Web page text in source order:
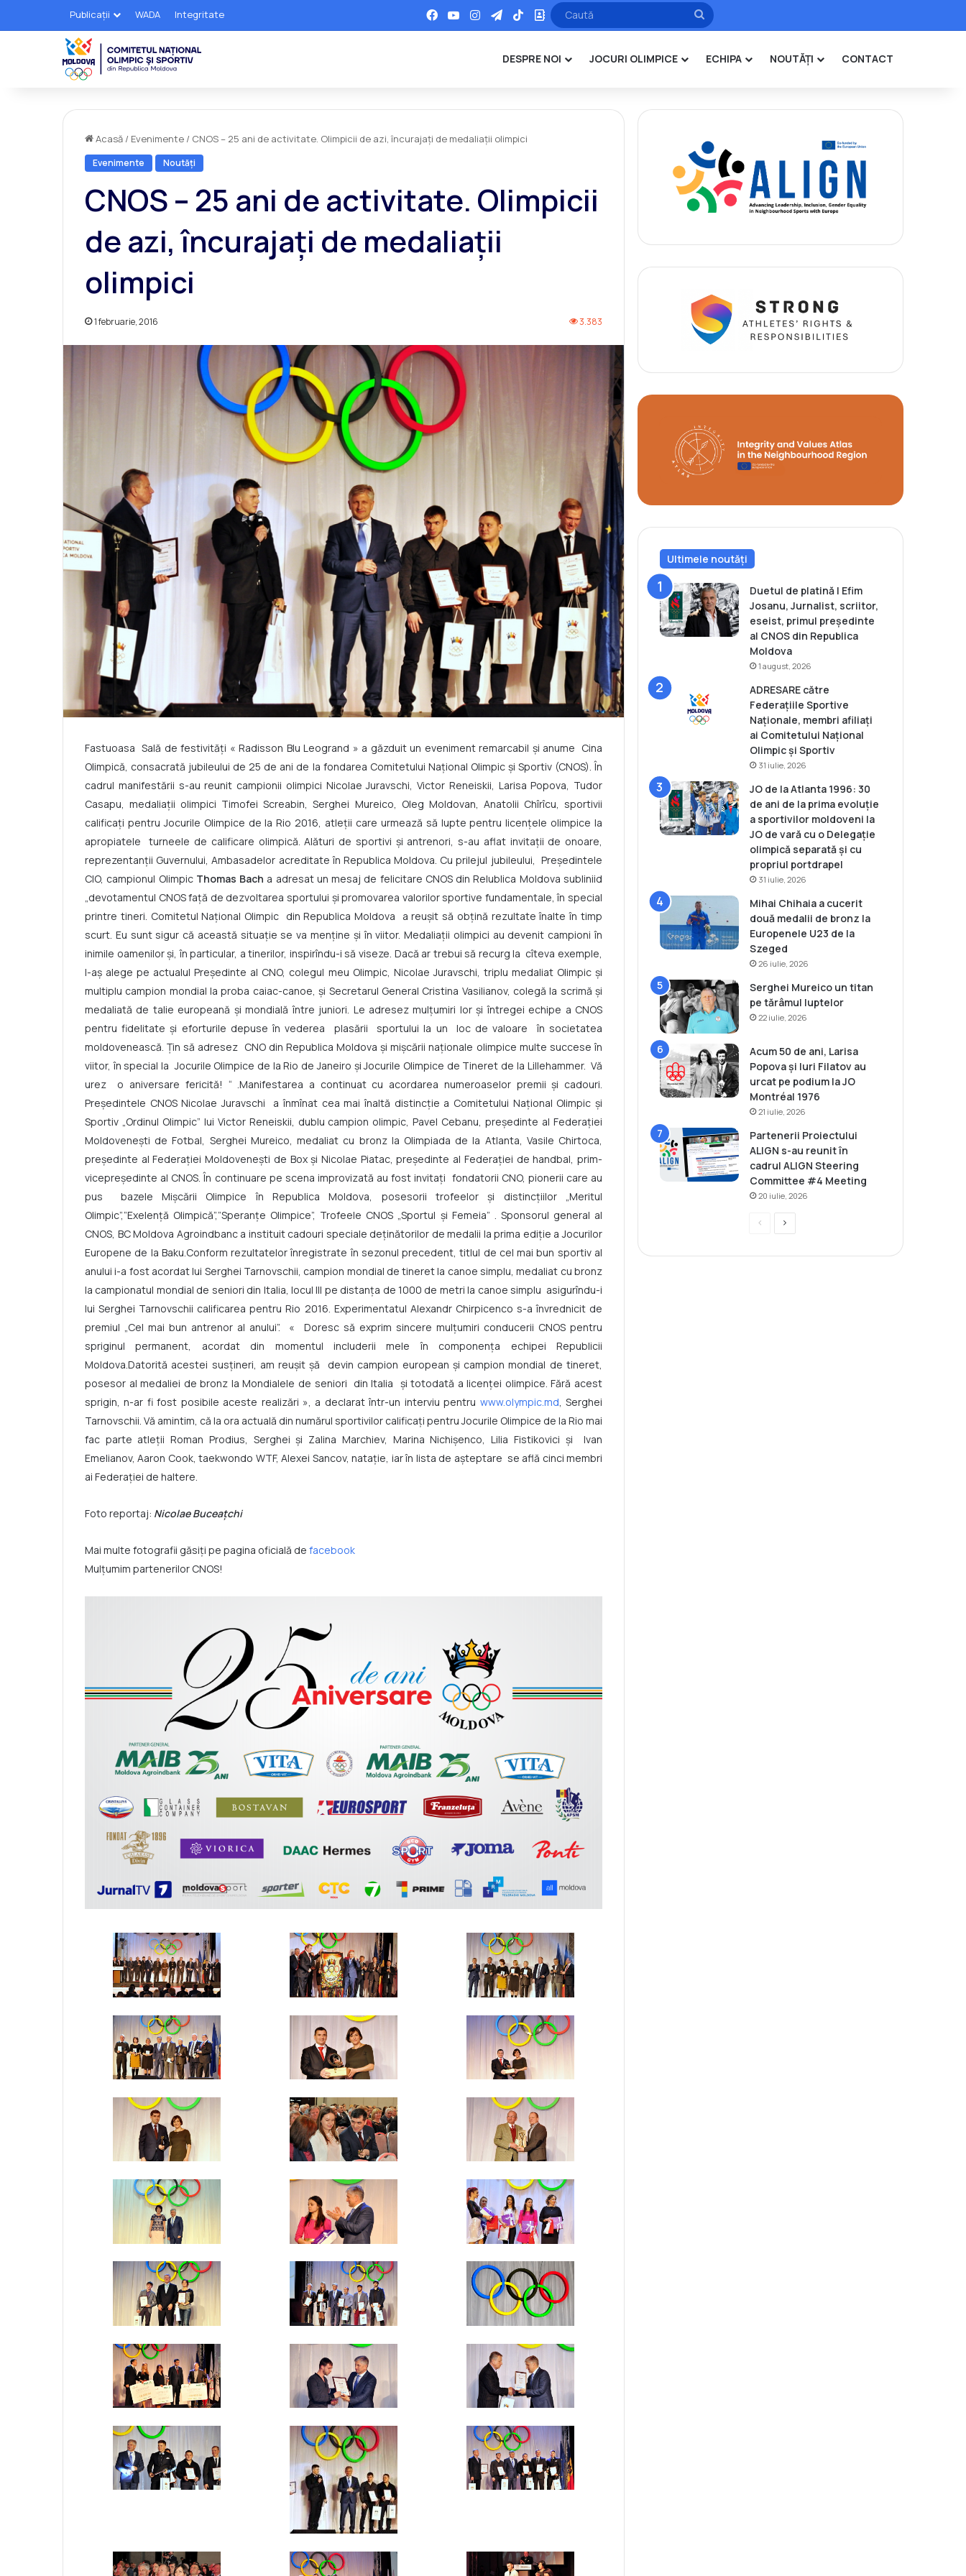
Publicații WADA Integritate FacebookYouTubeInstagramTelegram
TikTokOffice Caută
DESPRE NOI JOCURI OLIMPICE ECHIPA NOUTĂȚI CONTACT
Acasă / Evenimente / CNOS – 25 ani de activitate. Olimpicii de azi, încurajaţi de medaliaţii olimpici
Evenimente Noutăți
CNOS – 25 ani de activitate. Olimpicii
de azi, încurajaţi de medaliaţii
olimpici
1 februarie, 2016 3.383
Fastuoasa Sală de festivităţi « Radisson Blu Leogrand » a găzduit un eveniment remarcabil şi anume Cina
Olimpică, consacrată jubileului de 25 de ani de la fondarea Comitetului Naţional Olimpic şi Sportiv (CNOS). În
cadrul manifestării s-au reunit campionii olimpici Nicolae Juravschi, Victor Reneiskii, Larisa Popova, Tudor
Casapu, medaliaţii olimpici Timofei Screabin, Serghei Mureico, Oleg Moldovan, Anatolii Chîrîcu, sportivii
calificaţi pentru Jocurile Olimpice de la Rio 2016, atleţii care urmează să lupte pentru licenţele olimpice la
apropiatele turneele de calificare olimpică. Alături de sportivi şi antrenori, s-au aflat invitaţii de onoare,
reprezentanţii Guvernului, Ambasadelor acreditate în Republica Moldova. Cu prilejul jubileului, Președintele
CIO, campionul Olimpic Thomas Bach a adresat un mesaj de felicitare CNOS din Relublica Moldova subliniid
„devotamentul CNOS față de dezvoltarea sportului și promovarea valorilor sportive fundamentale, în special
printre tineri. Comitetul Național Olimpic din Republica Moldova a reușit să obțină rezultate înalte în timp
scurt. Eu sunt sigur că această situație se va menține și în viitor. Medaliații olimpici au devenit campioni în
inimile oamenilor și, în particular, a tinerilor, inspirîndu-i să viseze. Dacă ar trebui să recurg la cîteva exemple,
l-aș alege pe actualul Președinte al CNO, colegul meu Olimpic, Nicolae Juravschi, triplu medaliat Olimpic și
multiplu campion mondial la proba caiac-canoe, și Secretarul General Cristina Vasilianov, colegă la scrimă și
medaliată de talie europeană și mondială între juniori. Le adresez mulțumiri lor și întregei echipe a CNOS
pentru fidelitate și eforturile depuse în vederea plasării sportului la un loc de valoare în societatea
moldovenească. Țin să adresez CNO din Republica Moldova și mișcării naționale olimpice multe succese în
viitor, în special la Jocurile Olimpice de la Rio de Janeiro și Jocurile Olimpice de Tineret de la Lillehammer. Vă
urez o aniversare fericită! “ .Manifestarea a continuat cu acordarea numeroaselor premii şi cadouri.
Preşedintele CNOS Nicolae Juravschi a înmînat cea mai înaltă distincție a Comitetului Național Olimpic și
Sportiv „Ordinul Olimpic” lui Victor Reneiskii, dublu campion olimpic, Pavel Cebanu, președinte al Federației
Moldovenești de Fotbal, Serghei Mureico, medaliat cu bronz la Olimpiada de la Atlanta, Vasile Chirtoca,
președinte al Federației Moldovenești de Box și Nicolae Piatac, preşedinte al Federaţiei de handbal, prim-
vicepreședinte al CNOS. În continuare pe scena improvizată au fost invitaţi fondatorii CNO, pionerii care au
pus bazele Mișcării Olimpice în Republica Moldova, posesorii trofeelor şi distincţiilor „Meritul
Olimpic”,”Exelenţă Olimpică”,”Speranţe Olimpice”, Trofeele CNOS „Sportul şi Femeia” . Sponsorul general al
CNOS, BC Moldova Agroindbanc a instituit cadouri speciale deţinătorilor de medalii la prima ediţie a Jocurilor
Europene de la Baku.Conform rezultatelor înregistrate în sezonul precedent, titlul de cel mai bun sportiv al
anului i-a fost acordat lui Serghei Tarnovschii, campion mondial de tineret la canoe simplu, medaliat cu bronz
la campionatul mondial de seniori din Italia, locul III pe distanţa de 1000 de metri la canoe simplu asigurîndu-i
lui Serghei Tarnovschii calificarea pentru Rio 2016. Experimentatul Alexandr Chirpicenco s-a învrednicit de
premiul „Cel mai bun antrenor al anului”. « Doresc să exprim sincere mulţumiri conducerii CNOS pentru
spriginul permanent, acordat din momentul includerii mele în componenţa echipei Republicii
Moldova.Datorită acestei susţineri, am reuşit şă devin campion european şi campion mondial de tineret,
posesor al medaliei de bronz la Mondialele de seniori din Italia şi totodată a licenţei olimpice. Fără acest
sprigin, n-ar fi fost posibile aceste realizări », a declarat într-un interviu pentru www.olympic.md , Serghei
Tarnovschii. Vă amintim, că la ora actuală din numărul sportivilor calificaţi pentru Jocurile Olimpice de la Rio mai
fac parte atleţii Roman Prodius, Serghei şi Zalina Marchiev, Marina Nichişenco, Lilia Fistikovici şi Ivan
Emelianov, Aaron Cook, taekwondo WTF, Alexei Sancov, nataţie, iar în lista de aşteptare se află cinci membri
ai Federaţiei de haltere.
Foto reportaj: Nicolae Buceaţchi
Mai multe fotografii găsiți pe pagina oficială de facebook
Mulțumim partenerilor CNOS!
Ultimele noutăți
Duetul de platină | Efim
Josanu, Jurnalist, scriitor,
eseist, primul președinte
al CNOS din Republica
Moldova
1 august, 2026
ADRESARE către
Federațiile Sportive
Naționale, membri afiliați
ai Comitetului Național
Olimpic și Sportiv
31 iulie, 2026
JO de la Atlanta 1996: 30
de ani de la prima evoluție
a sportivilor moldoveni la
JO de vară cu o Delegație
olimpică separată și cu
propriul portdrapel
31 iulie, 2026
Mihai Chihaia a cucerit
două medalii de bronz la
Europenele U23 de la
Szeged
26 iulie, 2026
Serghei Mureico un titan
pe tărâmul luptelor
22 iulie, 2026
Acum 50 de ani, Larisa
Popova și Iuri Filatov au
urcat pe podium la JO
Montréal 1976
21 iulie, 2026
Partenerii Proiectului
ALIGN s-au reunit în
cadrul ALIGN Steering
Committee #4 Meeting
20 iulie, 2026